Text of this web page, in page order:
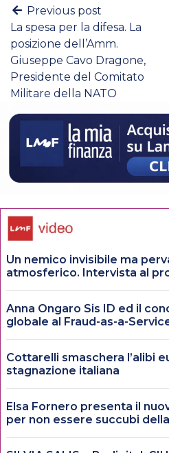
Previous post
La spesa per la difesa. La
posizione dell’Amm.
Giuseppe Cavo Dragone,
Presidente del Comitato
Militare della NATO
Un nemico invisibile ma
atmosferico. Intervista al
Anna Ongaro Sis ID ed il
globale al Fraud-as-a-
Cottarelli smaschera l’alibi
stagnazione italiana
Elsa Fornero presenta il
per non essere succubi